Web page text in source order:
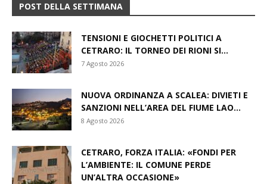
POST DELLA SETTIMANA
TENSIONI E GIOCHETTI POLITICI A
CETRARO: IL TORNEO DEI RIONI SI...
7 Agosto 2026
NUOVA ORDINANZA A SCALEA: DIVIETI E
SANZIONI NELL’AREA DEL FIUME LAO...
8 Agosto 2026
CETRARO, FORZA ITALIA: «FONDI PER
L’AMBIENTE: IL COMUNE PERDE
UN’ALTRA OCCASIONE»